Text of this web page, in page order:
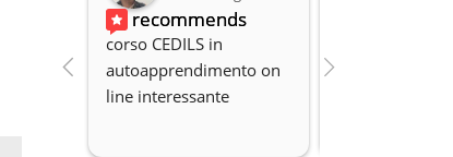
recommends
corso CEDILS in
autoapprendimento on
line interessante